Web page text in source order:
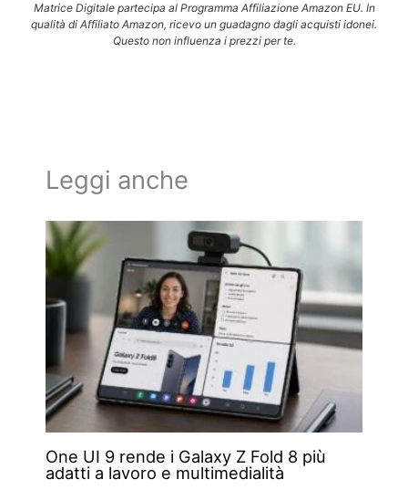
Matrice Digitale partecipa al Programma Affiliazione Amazon EU. In
qualità di Affiliato Amazon, ricevo un guadagno dagli acquisti idonei.
Questo non influenza i prezzi per te.
Leggi anche
One UI 9 rende i Galaxy Z Fold 8 più
adatti a lavoro e multimedialità